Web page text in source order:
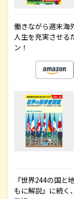
働きながら週末海
人生を充実させる
ン！
『世界244の国
もに解説』に続く